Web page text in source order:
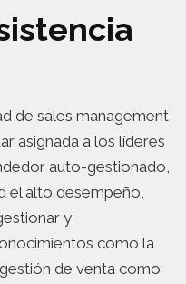
de sales management
asignada a los líderes
auto-gestionado,
el alto desempeño,
y
como la
de venta como: